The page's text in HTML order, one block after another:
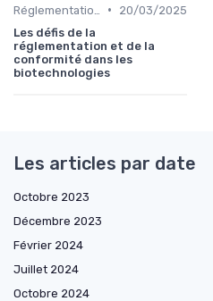
•
20/03/2025
Les défis de la
réglementation et de la
conformité dans les
biotechnologies
Les articles par date
Octobre 2023
Décembre 2023
Février 2024
Juillet 2024
Octobre 2024